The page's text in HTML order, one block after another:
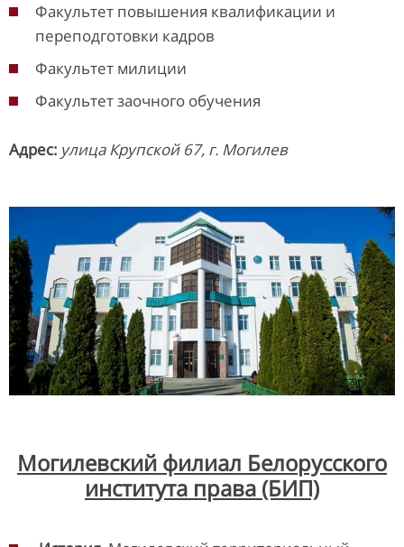
Факультет повышения квалификации и
переподготовки кадров
Факультет милиции
Факультет заочного обучения
Адрес: улица Крупской 67, г. Могилев
Могилевский филиал Белорусского
института права (БИП)